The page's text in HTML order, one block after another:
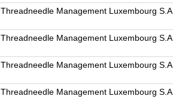
Threadneedle Management Luxembourg S.A.
Threadneedle Management Luxembourg S.A.
Threadneedle Management Luxembourg S.A.
Threadneedle Management Luxembourg S.A.